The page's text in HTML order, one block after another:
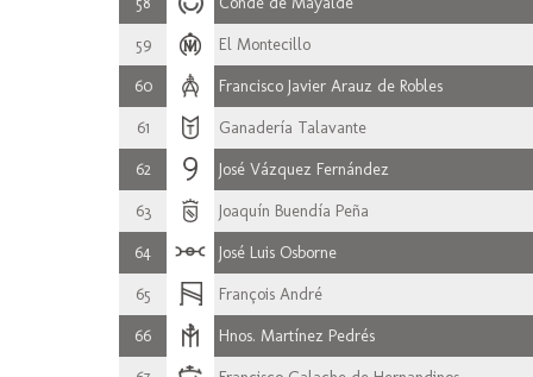
59 El Montecillo
60 Francisco Javier Arauz de Robles
61 Ganadería Talavante
62 José Vázquez Fernández
63 Joaquín Buendía Peña
64 José Luis Osborne
65 François André
66 Hnos. Martínez Pedrés